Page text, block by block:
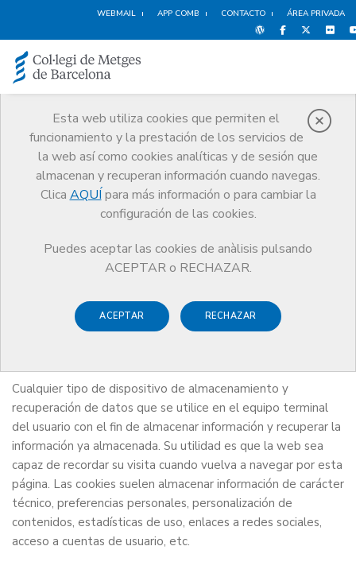
WEBMAIL APP COMB CONTACTO ÁREA PRIVADA
Esta web utiliza cookies que permiten el
funcionamiento y la prestación de los servicios de
la web así como cookies analíticas y de sesión que
almacenan y recuperan información cuando navegas.
Clica AQUÍ para más información o para cambiar la
configuración de las cookies.
Puedes aceptar las cookies de anàlisis pulsando
ACEPTAR o RECHAZAR.
ACEPTAR RECHAZAR
Política de Cookies
Política de cookies del
Colegio de Médicos de
Barcelona (CoMB)
Cualquier tipo de dispositivo de almacenamiento y
recuperación de datos que se utilice en el equipo terminal
del usuario con el fin de almacenar información y recuperar la
información ya almacenada. Su utilidad es que la web sea
capaz de recordar su visita cuando vuelva a navegar por esta
página. Las cookies suelen almacenar información de carácter
técnico, preferencias personales, personalización de
contenidos, estadísticas de uso, enlaces a redes sociales,
acceso a cuentas de usuario, etc.